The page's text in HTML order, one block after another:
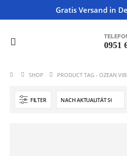
Gratis Versand in
0951
SHOP PRODUCT TAG -OZEAN
FILTER